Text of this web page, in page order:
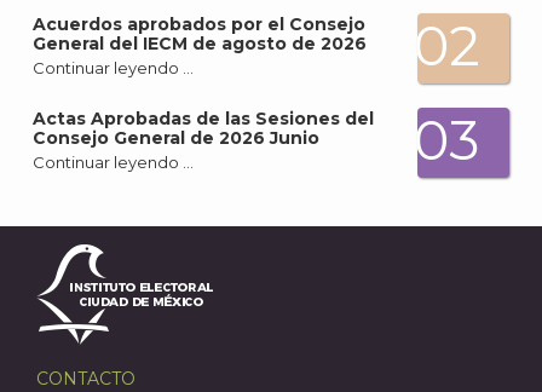
Acuerdos aprobados por el Consejo
General del IECM de agosto de 2026
Continuar leyendo … 02
Actas Aprobadas de las Sesiones del
Consejo General de 2026 Junio
Continuar leyendo … 03
CONTACTO